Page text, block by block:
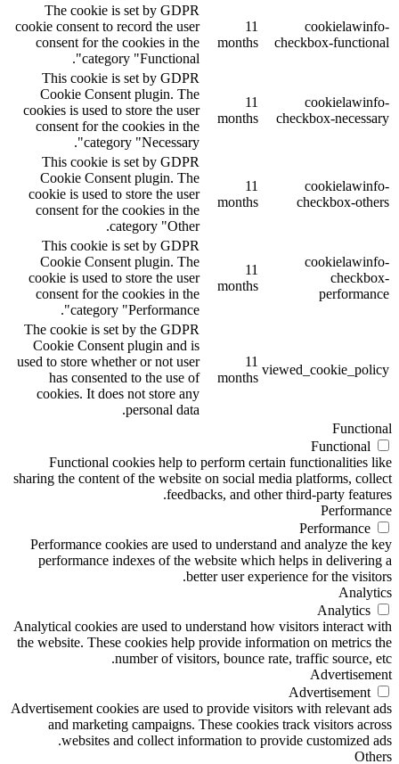
cookielawinfo-
checkbox-functional
11
months
The cookie is set by GDPR
cookie consent to record the user
consent for the cookies in the
category "Functional".
cookielawinfo-
checkbox-necessary
11
months
This cookie is set by GDPR
Cookie Consent plugin. The
cookies is used to store the user
consent for the cookies in the
category "Necessary".
cookielawinfo-
checkbox-others
11
months
This cookie is set by GDPR
Cookie Consent plugin. The
cookie is used to store the user
consent for the cookies in the
category "Other.
cookielawinfo-
checkbox-
performance
11
months
This cookie is set by GDPR
Cookie Consent plugin. The
cookie is used to store the user
consent for the cookies in the
category "Performance".
viewed_cookie_policy
11
months
The cookie is set by the GDPR
Cookie Consent plugin and is
used to store whether or not user
has consented to the use of
cookies. It does not store any
personal data.
Functional
Functional
Functional cookies help to perform certain functionalities like
sharing the content of the website on social media platforms, collect
feedbacks, and other third-party features.
Performance
Performance
Performance cookies are used to understand and analyze the key
performance indexes of the website which helps in delivering a
better user experience for the visitors.
Analytics
Analytics
Analytical cookies are used to understand how visitors interact with
the website. These cookies help provide information on metrics the
number of visitors, bounce rate, traffic source, etc.
Advertisement
Advertisement
Advertisement cookies are used to provide visitors with relevant ads
and marketing campaigns. These cookies track visitors across
websites and collect information to provide customized ads.
Others